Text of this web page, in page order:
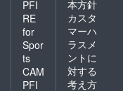
PFI
RE
for
Spor
ts
CAM
PFI
本方針
カスタ
マーハ
ラスメ
ントに
対する
考え方